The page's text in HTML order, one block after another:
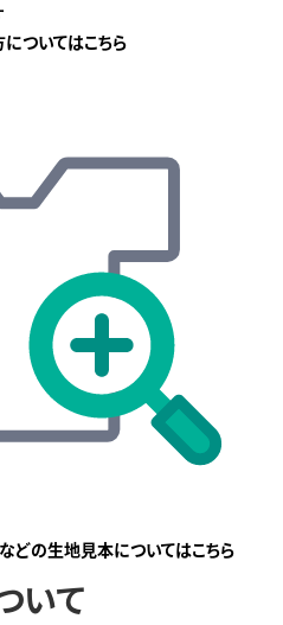
ついてはこちら
どの生地見本についてはこちら
いて